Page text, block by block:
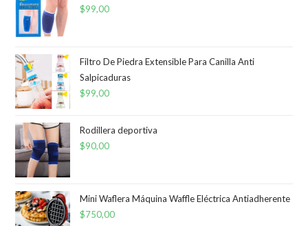
$99,00
Filtro De Piedra Extensible Para Canilla Anti
Salpicaduras
$99,00
Rodillera deportiva
$90,00
Mini Waflera Máquina Waffle Eléctrica Antiadherente
$750,00